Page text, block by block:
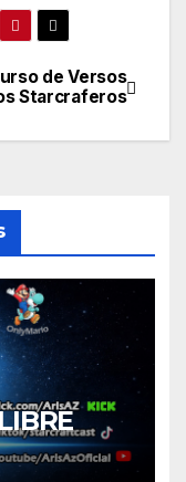
de Versos
Starcraferos